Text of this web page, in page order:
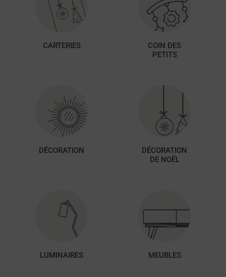
CARTERIES
COIN DES
PETITS
DÉCORATION
DÉCORATION
DE NOËL
LUMINAIRES MEUBLES